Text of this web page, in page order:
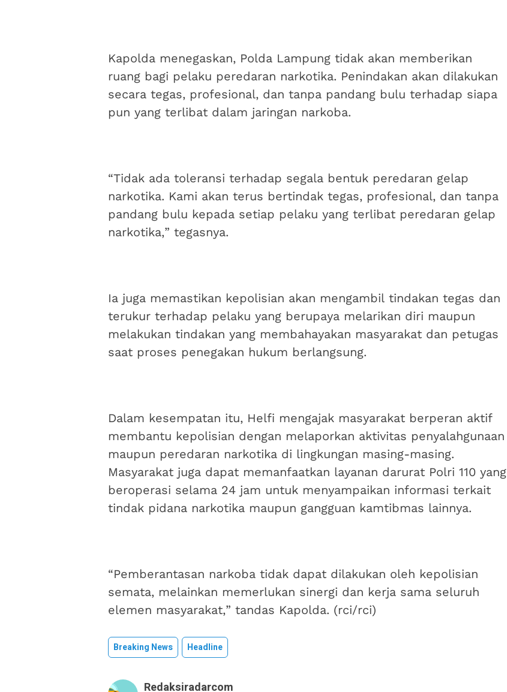
Kapolda menegaskan, Polda Lampung tidak akan memberikan
ruang bagi pelaku peredaran narkotika. Penindakan akan dilakukan
secara tegas, profesional, dan tanpa pandang bulu terhadap siapa
pun yang terlibat dalam jaringan narkoba.
“Tidak ada toleransi terhadap segala bentuk peredaran gelap
narkotika. Kami akan terus bertindak tegas, profesional, dan tanpa
pandang bulu kepada setiap pelaku yang terlibat peredaran gelap
narkotika,” tegasnya.
Ia juga memastikan kepolisian akan mengambil tindakan tegas dan
terukur terhadap pelaku yang berupaya melarikan diri maupun
melakukan tindakan yang membahayakan masyarakat dan petugas
saat proses penegakan hukum berlangsung.
Dalam kesempatan itu, Helfi mengajak masyarakat berperan aktif
membantu kepolisian dengan melaporkan aktivitas penyalahgunaan
maupun peredaran narkotika di lingkungan masing-masing.
Masyarakat juga dapat memanfaatkan layanan darurat Polri 110 yang
beroperasi selama 24 jam untuk menyampaikan informasi terkait
tindak pidana narkotika maupun gangguan kamtibmas lainnya.
“Pemberantasan narkoba tidak dapat dilakukan oleh kepolisian
semata, melainkan memerlukan sinergi dan kerja sama seluruh
elemen masyarakat,” tandas Kapolda. (rci/rci)
Breaking News Headline
Redaksiradarcom